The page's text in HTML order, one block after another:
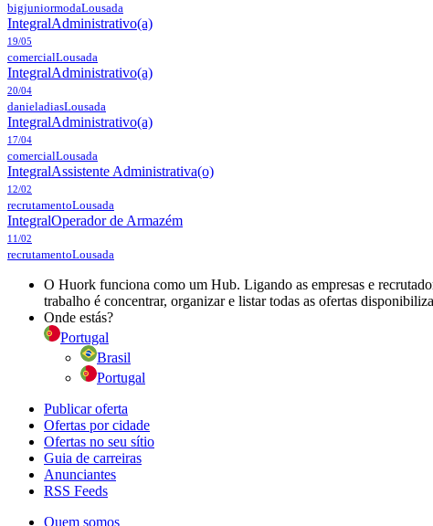
bigjuniormodaLousada
IntegralAdministrativo(a)
19/05
comercialLousada
IntegralAdministrativo(a)
20/04
danieladiasLousada
IntegralAdministrativo(a)
17/04
comercialLousada
IntegralAssistente Administrativa(o)
12/02
recrutamentoLousada
IntegralOperador de Armazém
11/02
recrutamentoLousada
O Huork funciona como um Hub. Ligando as empresas e
trabalho é concentrar, organizar e listar todas as ofertas
Onde estás?
Portugal
Brasil
Portugal
Publicar oferta
Ofertas por cidade
Ofertas no seu sítio
Guia de carreiras
Anunciantes
RSS Feeds
Quem somos